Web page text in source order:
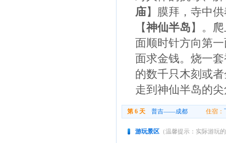
庙】膜拜，寺中
【神仙半岛】。
面顺时针方向第
面求金钱。烧一
的数千只木刻或
走到神仙半岛的
第 6 天 普吉——成都 住宿：
游玩景区（温馨提示：实际游玩